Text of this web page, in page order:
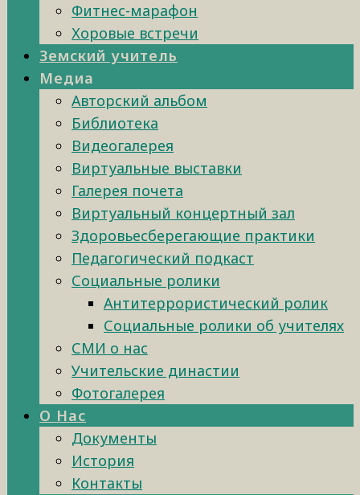
Фитнес-марафон
Хоровые встречи
Земский учитель
Медиа
Авторский альбом
Библиотека
Видеогалерея
Виртуальные выставки
Галерея почета
Виртуальный концертный зал
Здоровьесберегающие практики
Педагогический подкаст
Социальные ролики
Антитеррористический ролик
Социальные ролики об учителях
СМИ о нас
Учительские династии
Фотогалерея
О Нас
Документы
История
Контакты